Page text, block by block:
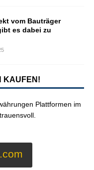
vom Bauträger
es dabei zu
KAUFEN!
Plattformen im